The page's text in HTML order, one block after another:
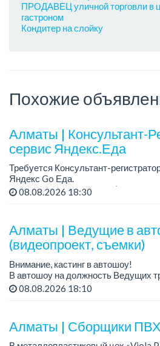
ПРОДАВЕЦ уличной торговли в
гастроном
Кондитер на слойку
Похожие
Алматы | Консультант-
сервис Яндекс.Еда
Требуется Консультант-
Яндекс Go Еда.
Условия: работа в офисе (Абылай
08.08.2026 18:30
Алматы | Ведущие в
(видеопроект, съемки)
Внимание, кастинг в автошоу!
В автошоу на должность Ведущих
парни. А также авто эксперты и авто
08.08.2026 18:10
Алматы | Сборщики